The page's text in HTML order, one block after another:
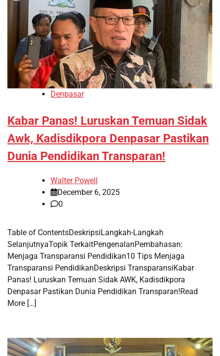
Denpasar
Kabar Panas! Luruskan Temuan Sidak
Awk, Kadisdikpora Denpasar Pastikan
Dunia Pendidikan Transparan!
Walter Powell
December 6, 2025
0
Table of ContentsDeskripsiLangkah-Langkah
SelanjutnyaTopik TerkaitPengenalanPembahasan:
Menjaga Transparansi Pendidikan10 Tips Menjaga
Transparansi PendidikanDeskripsi TransparansiKabar
Panas! Luruskan Temuan Sidak AWK, Kadisdikpora
Denpasar Pastikan Dunia Pendidikan Transparan!Read
More […]